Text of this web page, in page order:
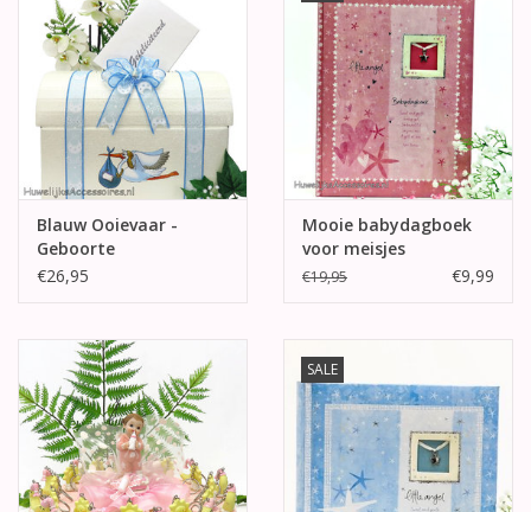
Blauw Ooievaar -
Geboorte
enveloppendoos
€26,95
Mooie babydagboek
voor meisjes
€19,95 €9,99
SALE